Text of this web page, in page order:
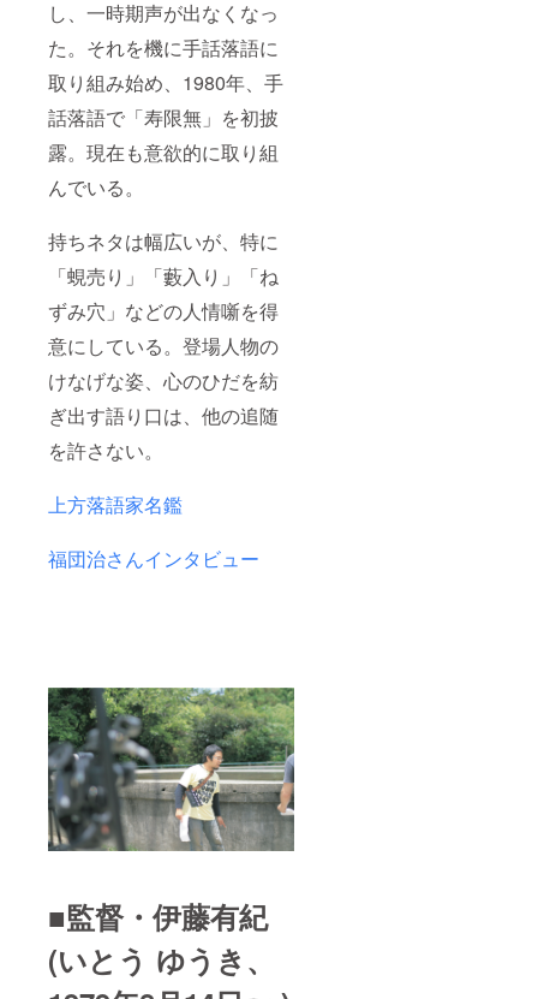
し、一時期声が出なくなっ
た。それを機に手話落語に
取り組み始め、1980年、手
話落語で「寿限無」を初披
露。現在も意欲的に取り組
んでいる。
持ちネタは幅広いが、特に
「蜆売り」「藪入り」「ね
ずみ穴」などの人情噺を得
意にしている。登場人物の
けなげな姿、心のひだを紡
ぎ出す語り口は、他の追随
を許さない。
上方落語家名鑑
福団治さんインタビュー
■監督・伊藤有紀
(いとう ゆうき、